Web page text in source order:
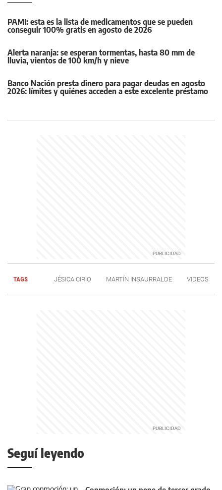
PAMI: esta es la lista de medicamentos que se pueden
conseguir 100% gratis en agosto de 2026
Alerta naranja: se esperan tormentas, hasta 80 mm de
lluvia, vientos de 100 km/h y nieve
Banco Nación presta dinero para pagar deudas en agosto
2026: límites y quiénes acceden a este excelente préstamo
TAGS JÉSICA CIRIO MARTÍN INSAURRALDE VIDEOS
Seguí leyendo